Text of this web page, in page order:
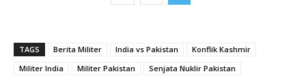
TAGS Berita Militer India vs Pakistan
Konflik Kashmir
Militer India
Militer Pakistan Senjata Nuklir Pakistan